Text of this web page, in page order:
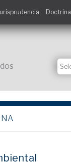
Doctrina